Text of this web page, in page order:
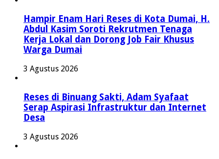
Hampir Enam Hari Reses di Kota Dumai, H.
Abdul Kasim Soroti Rekrutmen Tenaga
Kerja Lokal dan Dorong Job Fair Khusus
Warga Dumai
3 Agustus 2026
Reses di Binuang Sakti, Adam Syafaat
Serap Aspirasi Infrastruktur dan Internet
Desa
3 Agustus 2026